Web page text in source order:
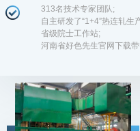
313名技术专家团队;
自主研发了“1+4”热连轧生
省级院士工作站;
河南省好色先生官网下载